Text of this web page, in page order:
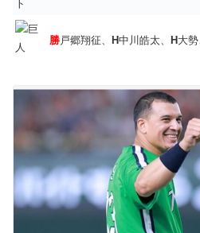
勝戸郷翔征、 H中川皓太、 H 大勢